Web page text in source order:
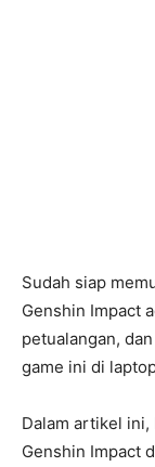
Sudah siap
Genshin Impact
petualangan,
game ini di
Dalam artikel ini,
Genshin Impact